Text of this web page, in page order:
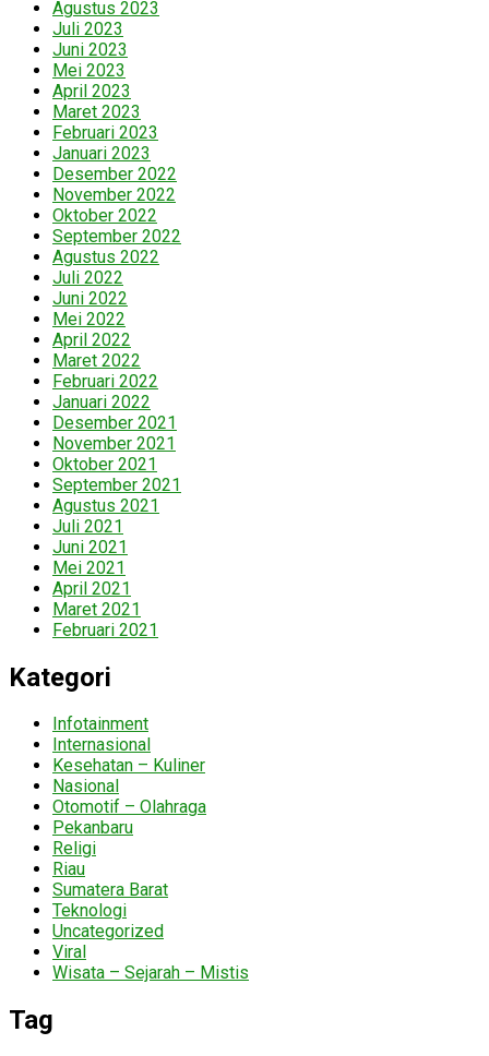
Agustus 2023
Juli 2023
Juni 2023
Mei 2023
April 2023
Maret 2023
Februari 2023
Januari 2023
Desember 2022
November 2022
Oktober 2022
September 2022
Agustus 2022
Juli 2022
Juni 2022
Mei 2022
April 2022
Maret 2022
Februari 2022
Januari 2022
Desember 2021
November 2021
Oktober 2021
September 2021
Agustus 2021
Juli 2021
Juni 2021
Mei 2021
April 2021
Maret 2021
Februari 2021
Kategori
Infotainment
Internasional
Kesehatan – Kuliner
Nasional
Otomotif – Olahraga
Pekanbaru
Religi
Riau
Sumatera Barat
Teknologi
Uncategorized
Viral
Wisata – Sejarah – Mistis
Tag